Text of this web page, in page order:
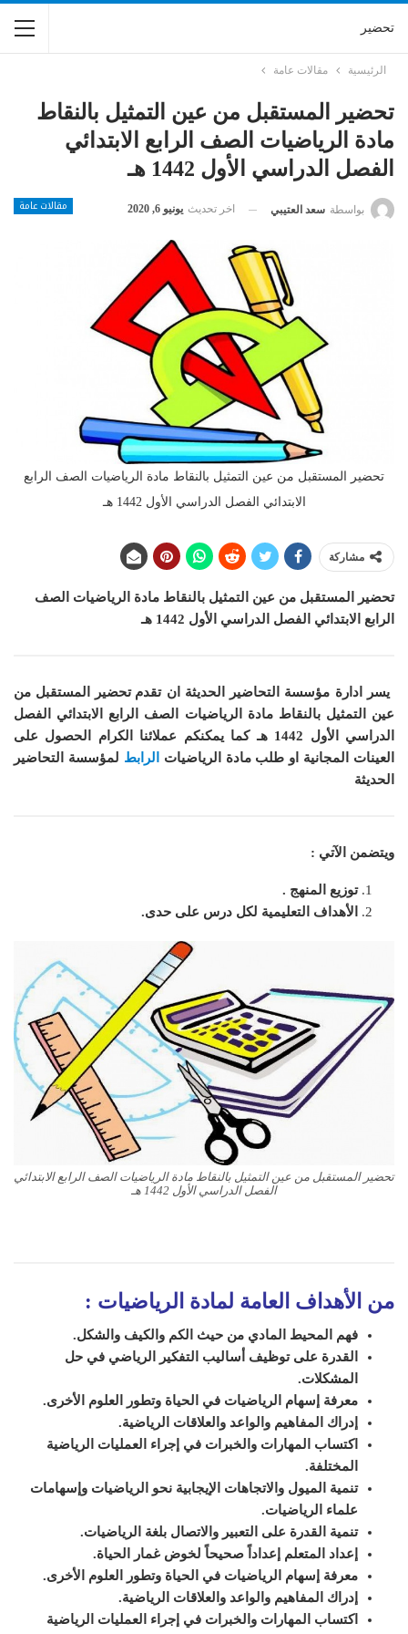
تحضير
الرئيسية مقالات عامة
تحضير المستقبل من عين التمثيل بالنقاط
مادة الرياضيات الصف الرابع الابتدائي
الفصل الدراسي الأول 1442 هـ
مقالات عامة بواسطة سعد العتيبي اخر تحديث يونيو 6, 2020
تحضير المستقبل من عين التمثيل بالنقاط مادة الرياضيات الصف الرابع
الابتدائي الفصل الدراسي الأول 1442 هـ
مشاركة
تحضير المستقبل من عين التمثيل بالنقاط مادة الرياضيات الصف
الرابع الابتدائي الفصل الدراسي الأول 1442 هـ
يسر ادارة مؤسسة التحاضير الحديثة ان تقدم تحضير المستقبل من
عين التمثيل بالنقاط مادة الرياضيات الصف الرابع الابتدائي الفصل
الدراسي الأول 1442 هـ
كما يمكنكم عملائنا الكرام الحصول على
العينات المجانية او طلب مادة الرياضيات
الرابط لمؤسسة التحاضير
الحديثة
ويتضمن الآتي :
توزيع المنهج .
الأهداف التعليمية لكل درس على حدى.
تحضير المستقبل من عين التمثيل بالنقاط مادة الرياضيات الصف الرابع الابتدائي
الفصل الدراسي الأول 1442 هـ
من الأهداف العامة لمادة الرياضيات :
فهم المحيط المادي من حيث الكم والكيف والشكل.
القدرة على توظيف أساليب التفكير الرياضي في حل
المشكلات.
معرفة إسهام الرياضيات في الحياة وتطور العلوم الأخرى.
إدراك المفاهيم والواعد والعلاقات الرياضية.
اكتساب المهارات والخبرات في إجراء العمليات الرياضية
المختلفة.
تنمية الميول والاتجاهات الإيجابية نحو الرياضيات وإسهامات
علماء الرياضيات.
تنمية القدرة على التعبير والاتصال بلغة الرياضيات.
إعداد المتعلم إعداداً صحيحاً لخوض غمار الحياة.
معرفة إسهام الرياضيات في الحياة وتطور العلوم الأخرى.
إدراك المفاهيم والواعد والعلاقات الرياضية.
اكتساب المهارات والخبرات في إجراء العمليات الرياضية